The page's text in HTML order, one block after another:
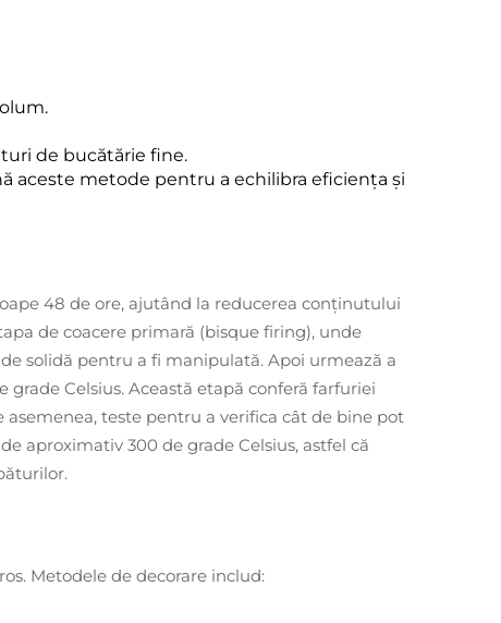
de bucătărie fine.
aceste metode pentru a echilibra eficiența și
48 de ore, ajutând la reducerea conținutului
de coacere primară (bisque firing), unde
solidă pentru a fi manipulată. Apoi urmează a
Celsius. Această etapă conferă farfuriei
teste pentru a verifica cât de bine pot
aproximativ 300 de grade Celsius, astfel că
Metodele de decorare includ: